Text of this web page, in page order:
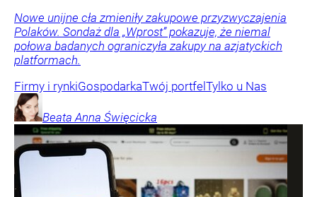
Nowe unijne cła zmieniły zakupowe przyzwyczajenia
Polaków. Sondaż dla „Wprost” pokazuje, że niemal
połowa badanych ograniczyła zakupy na azjatyckich
platformach.
Firmy i rynkiGospodarkaTwój portfel Tylko u Nas
Beata Anna Święcicka